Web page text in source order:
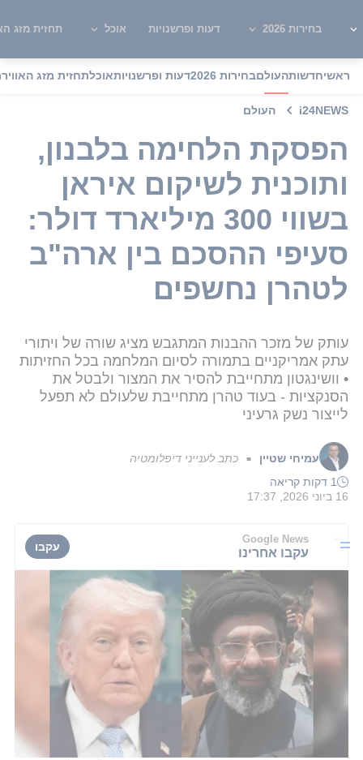
בחירות 2026 דעות ופרשנויות אוכל תחזית מזג
ראשיחדשותהעולםבחירות 2026 דעות ופרשנויותאוכלתחזית מזג האוויר
i24NEWS העולם
הפסקת הלחימה בלבנון,
ותוכנית לשיקום איראן
בשווי 300 מיליארד דולר:
סעיפי ההסכם בין ארה"ב
לטהרן נחשפים
עותק של מזכר ההבנות המתגבש מציג שורה של ויתורי
עתק אמריקניים בתמורה לסיום המלחמה בכל החזיתות
• וושינגטון מתחייבת להסיר את המצור ולבטל את
הסנקציות - בעוד טהרן מתחייבת שלעולם לא תפעל
לייצור נשק גרעיני
עמיחי שטיין ■ כתב לענייני דיפלומטיה
1 דקות קריאה
16 ביוני 2026, 17:37
Google News
עקבו אחרינו עקבו